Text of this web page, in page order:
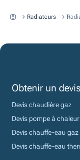
Radiateurs
Obtenir un
Devis chaudière gaz
Devis pompe à chaleur
Devis chauffe-eau gaz
Devis chauffe-eau